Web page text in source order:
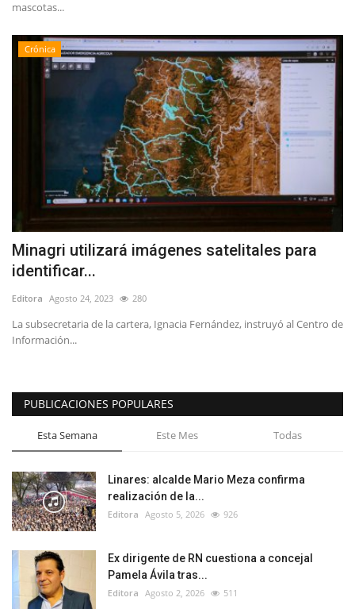
mascotas...
Crónica
Minagri utilizará imágenes satelitales para
identificar...
Editora Agosto 24, 2023 280
La subsecretaria de la cartera, Ignacia Fernández, instruyó al Centro de
Información...
PUBLICACIONES POPULARES
Esta Semana Este Mes Todas
Linares: alcalde Mario Meza confirma
realización de la...
Editora Agosto 5, 2026 926
Ex dirigente de RN cuestiona a concejal
Pamela Ávila tras...
Editora Agosto 2, 2026 511